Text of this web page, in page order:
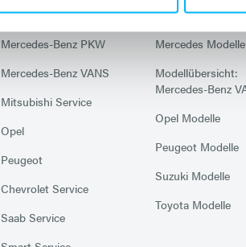
Mazda
Mercedes-Benz PKW
Mercedes-Benz VANS
Mitsubishi Service
Opel
Peugeot
Chevrolet Service
Saab Service
Mazda Modelle
Mercedes Modelle
Modellübersicht:
Mercedes-Benz
Opel Modelle
Peugeot Modelle
Suzuki Modelle
Toyota Modelle